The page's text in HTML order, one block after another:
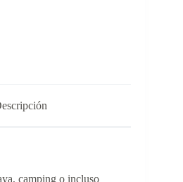
camping o incluso